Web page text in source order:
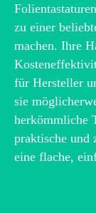
zu einer
machen. Ihre
für Hersteller
sie
herkömmliche
praktische und
eine flache,